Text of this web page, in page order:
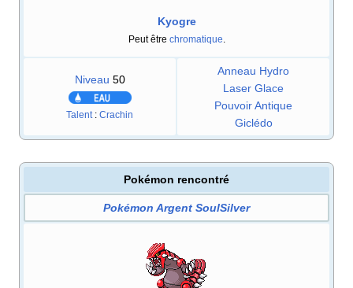
Kyogre
Peut être chromatique
Niveau 50
Talent : Crachin
Anneau Hydro
Laser Glace
Pouvoir Antique
Giclédo
Pokémon rencontré
Pokémon Argent SoulSilver